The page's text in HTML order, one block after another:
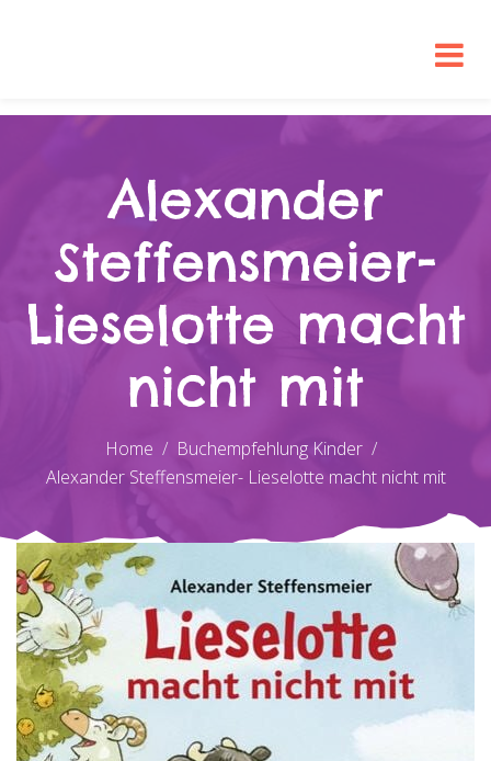
Alexander
Steffensmeier-
Lieselotte macht
nicht mit
Home
Buchempfehlung Kinder
Alexander Steffensmeier- Lieselotte macht nicht mit